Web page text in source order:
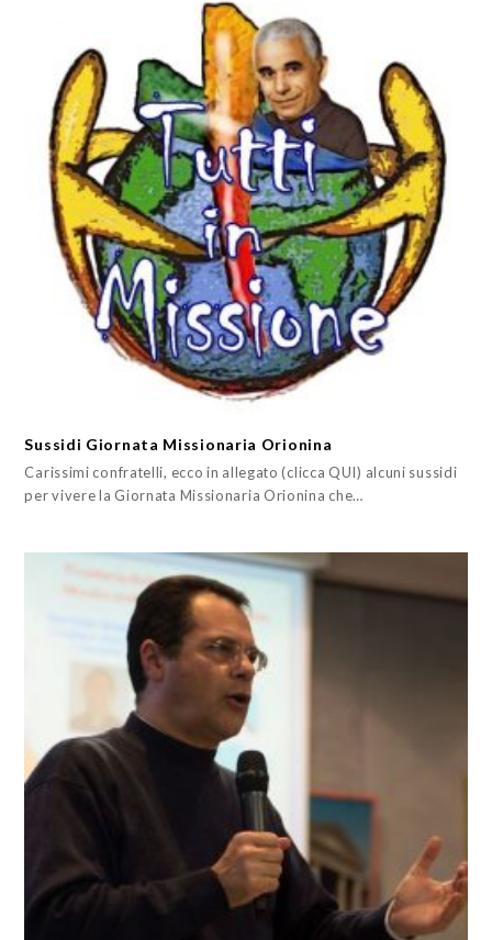
Sussidi Giornata Missionaria Orionina
Carissimi confratelli, ecco in allegato (clicca QUI) alcuni sussidi
per vivere la Giornata Missionaria Orionina che…